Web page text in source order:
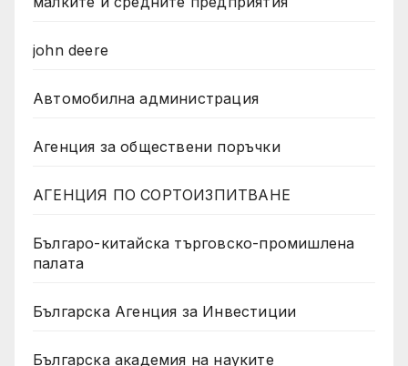
john deere
Автомобилна администрация
Агенция за обществени поръчки
АГЕНЦИЯ ПО СОРТОИЗПИТВАНЕ
Българо-китайска търговско-промишлена
палата
Българска Агенция за Инвестиции
Българска академия на науките